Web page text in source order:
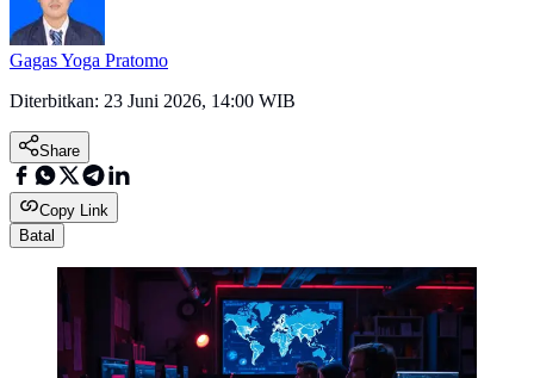
Gagas Yoga Pratomo
Diterbitkan: 23 Juni 2026, 14:00 WIB
Share
Copy Link
Batal